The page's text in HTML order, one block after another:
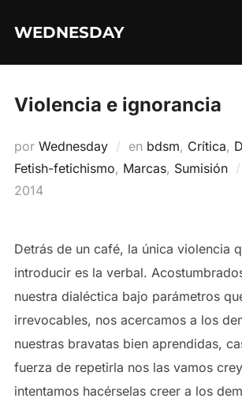
WEDNESDAY
Violencia e ignorancia
por Wednesday en bdsm, Crítica,
Fetish-fetichismo, Marcas, Sumisión
2014
Detrás de un café, la única violencia
introducir es la verbal.
nuestra dialéctica bajo parámetros
irrevocables, nos acercamos a los
nuestras bravatas bien aprendidas,
fuerza de repetirla nos las vamos
intentamos hacérselas creer a los